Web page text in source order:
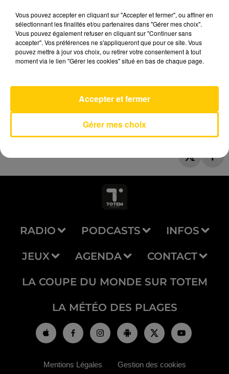
AVEYRON NORD
RADIO PODCASTS INFOS
JEUX AGENDA CONTACT
LA COUPE DU MONDE SUR TOTEM
LA MÉTÉO DES PLAGES
Mentions Légales Gestion des cookies
Vous pouvez accepter en cliquant sur "Accepter et fermer", ou affiner en
sélectionnant les finalités et/ou partenaires dans "Gérer mes choix".
Vous pouvez également refuser en cliquant sur "Continuer sans
accepter". Vos préférences ne s'appliqueront que pour ce site. Vous
pouvez mettre à jour vos choix, ou retirer votre consentement à tout
moment via le lien "Gérer les cookies" situé en bas de chaque page.
Gérer mes choix
Accepter et fermer